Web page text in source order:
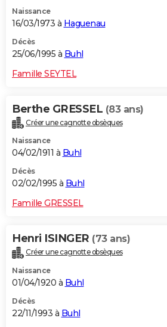
Naissance
16/03/1973 à Haguenau
Décès
25/06/1995 à Buhl
Famille SEYTEL
Berthe GRESSEL (83 ans)
Créer une cagnotte obsèques
Naissance
04/02/1911 à Buhl
Décès
02/02/1995 à Buhl
Famille GRESSEL
Henri ISINGER (73 ans)
Créer une cagnotte obsèques
Naissance
01/04/1920 à Buhl
Décès
22/11/1993 à Buhl